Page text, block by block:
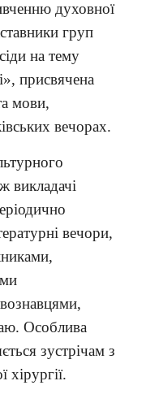
духовної
груп
на тему
присвячена
мови,
вечорах.
викладачі
вечори,
Особлива
зустрічам з
хірургії.